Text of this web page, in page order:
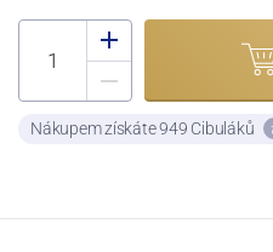
Nákupem získáte 949 Cibuláků